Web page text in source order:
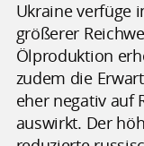
Ukraine verfüge
größerer
Ölproduktion
zudem die
eher negativ auf
auswirkt. Der